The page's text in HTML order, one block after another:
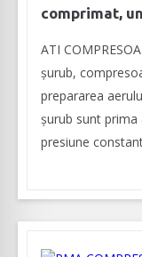
comprimat,
ATI
șurub,
prepararea
șurub sunt prima
presiune